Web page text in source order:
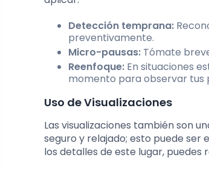
Detección temprana:
preventivamente.
Micro-pausas: Tómate
Reenfoque: En situaciones
momento para observar tus
Uso de Visualizaciones
Las visualizaciones también son
seguro y relajado; esto puede ser
los detalles de este lugar, puedes